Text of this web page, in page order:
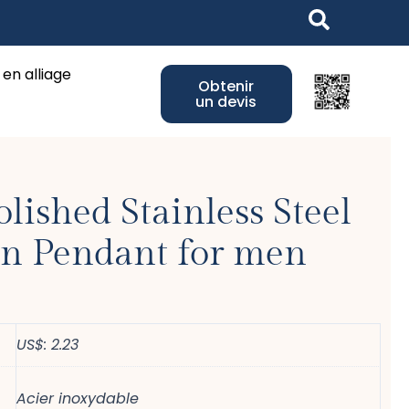
Jewelry
en alliage
Obtenir
un devis
Stainless Steel
Pendant for men
US$: 2.23
Acier inoxydable